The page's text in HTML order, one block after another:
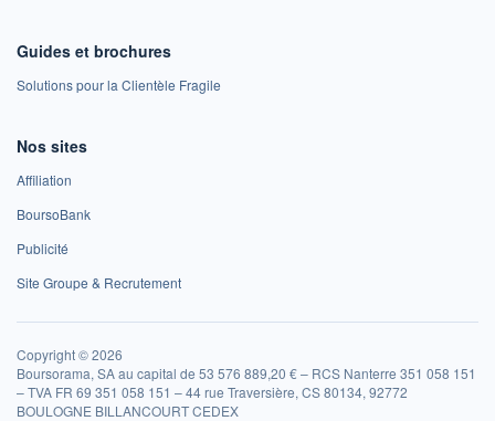
Guides et brochures
Solutions pour la Clientèle Fragile
Nos sites
Affiliation
BoursoBank
Publicité
Site Groupe & Recrutement
Copyright © 2026
Boursorama, SA au capital de 53 576 889,20 € – RCS Nanterre 351 058 151
– TVA FR 69 351 058 151 – 44 rue Traversière, CS 80134, 92772
BOULOGNE BILLANCOURT CEDEX